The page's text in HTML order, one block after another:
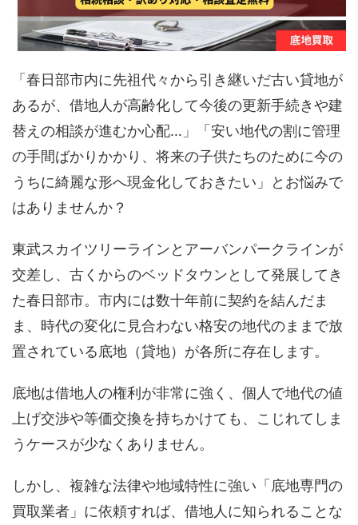
「春日部市内に先祖代々から引き継いだ古い貸地が
あるが、借地人が高齢化して今後の更新手続きや建
替えの相談が進むか心配…」「安い地代の割に管理
の手間ばかりかかり、将来の子供たちのために今の
うちに綺麗な形へ現金化しておきたい」とお悩みで
はありませんか？
東武スカイツリーラインとアーバンパークラインが
交差し、古くからのベッドタウンとして発展してき
た春日部市。市内には数十年前に契約を結んだま
ま、時代の変化に見合わない格安の地代のままで放
置されている底地（貸地）が各所に存在します。
底地は借地人の権利が非常に強く、個人で地代の値
上げ交渉や等価交換を持ちかけても、こじれてしま
うケースが少なくありません。
しかし、複雑な法律や地域特性に強い「底地専門の
買取業者」に依頼すれば、借地人に知られることな